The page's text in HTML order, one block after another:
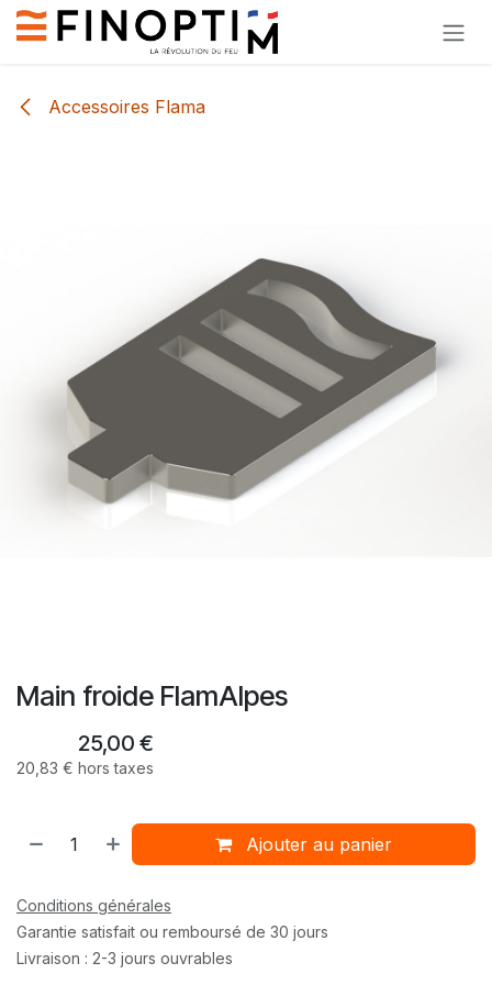
Se rendre au contenu
Accessoires Flama
Main froide FlamAlpes
25,00 €
20,83 € hors taxes
Ajouter au panier
Conditions générales
Garantie satisfait ou remboursé de 30 jours
Livraison : 2-3 jours ouvrables